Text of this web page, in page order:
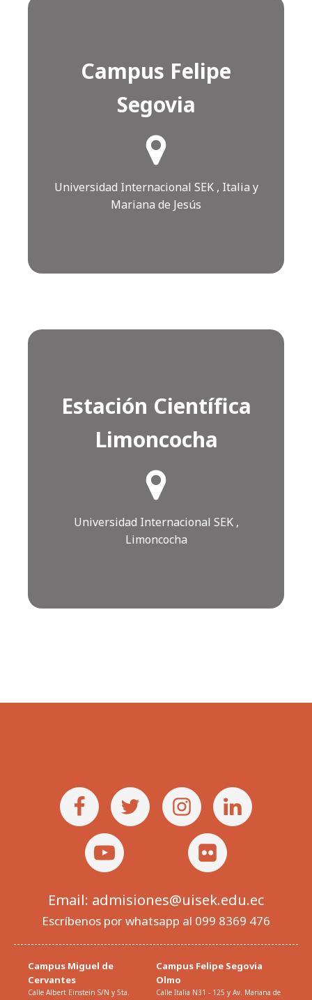
Campus Felipe
Segovia
Universidad Internacional SEK , Italia y
Mariana de Jesús
¿Cómo llegar?
Click AQUÍ
Estación Científica
Limoncocha
Universidad Internacional SEK ,
Limoncocha
¿Cómo llegar?
Click AQUÍ
Email: admisiones@uisek.edu.ec
Escríbenos por whatsapp al 099 8369 476
Campus Miguel de
Cervantes
Calle Albert Einstein S/N y 5ta.
Campus Felipe Segovia
Olmo
Calle Italia N31 - 125 y Av. Mariana de